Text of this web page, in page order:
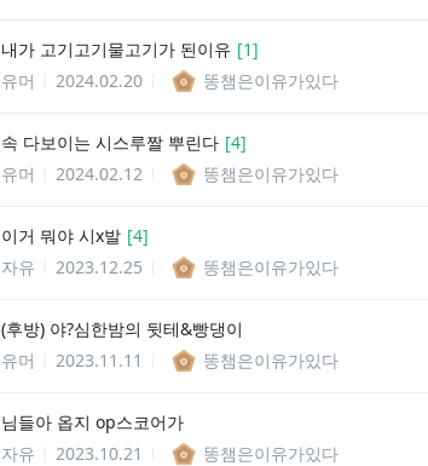
내가 고기고기물고기가 된이유 [1]
유머
2024.02.20 똥챔은이유가있다
속 다보이는 시스루짤 뿌린다 [4]
유머
2024.02.12 똥챔은이유가있다
이거 뭐야 시x발 [4]
자유
2023.12.25 똥챔은이유가있다
(후방) 야?심한밤의 뒷테&빵댕이
유머
2023.11.11 똥챔은이유가있다
님들아 옵지 op스코어가
자유
2023.10.21 똥챔은이유가있다